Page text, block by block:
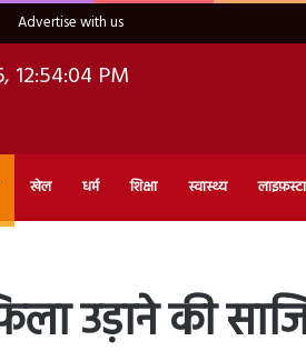
Advertise with us
12:54:05 PM
खेल धर्म शिक्षा स्वास्थ्य
उड़ाने की